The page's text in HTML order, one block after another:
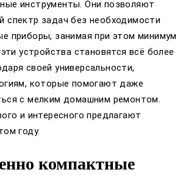
инструменты. Они позволяют
спектр задач без необходимости
приборы, занимая при этом минимум
устройства становятся всё более
своей универсальности,
которые помогают даже
с мелким домашним ремонтом.
и интересного предлагают
году.
компактные